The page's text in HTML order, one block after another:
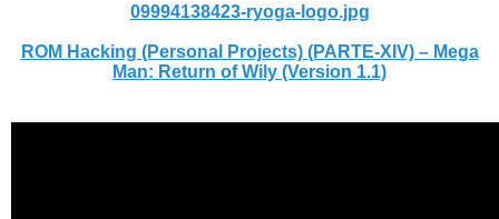
09994138423-ryoga-logo.jpg
ROM Hacking (Personal Projects) (PARTE-XIV) – Mega
Man: Return of Wily (Version 1.1)